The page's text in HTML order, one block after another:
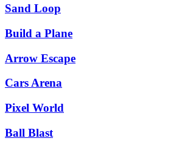
Sand Loop
Build a Plane
Arrow Escape
Cars Arena
Pixel World
Ball Blast